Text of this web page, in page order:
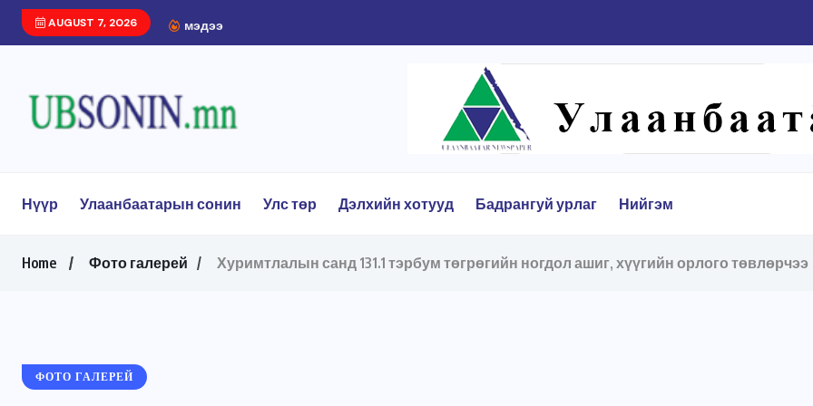
AUGUST 7, 2026 мэдээ
Нүүр Улаанбаатарын сонин Улс төр Дэлхийн хотууд Бадрангуй урлаг Нийгэм
Home Фото галерей Хуримтлалын санд 131.1 тэрбум төгрөгийн ногдол ашиг, хүүгийн орлого төвлөрчээ
ФОТО ГАЛЕРЕЙ